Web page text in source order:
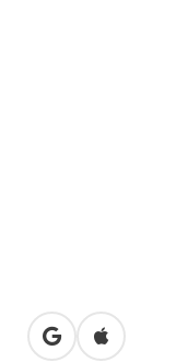
in Googlein Apple